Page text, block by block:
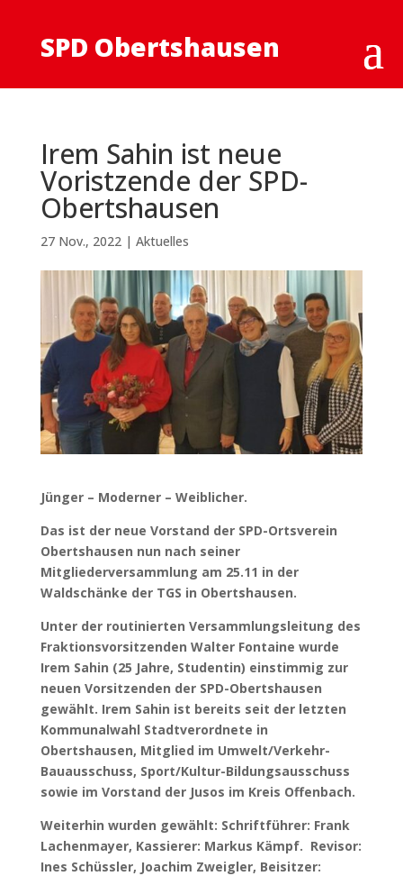
SPD Obertshausen
Irem Sahin ist neue
Voristzende der SPD-
Obertshausen
27 Nov., 2022| Aktuelles
Jünger – Moderner – Weiblicher.
Das ist der neue Vorstand der SPD-Ortsverein
Obertshausen nun nach seiner
Mitgliederversammlung am 25.11 in der
Waldschänke der TGS in Obertshausen.
Unter der routinierten Versammlungsleitung des
Fraktionsvorsitzenden Walter Fontaine wurde
Irem Sahin (25 Jahre, Studentin) einstimmig zur
neuen Vorsitzenden der SPD-Obertshausen
gewählt. Irem Sahin ist bereits seit der letzten
Kommunalwahl Stadtverordnete in
Obertshausen, Mitglied im Umwelt/Verkehr-
Bauausschuss, Sport/Kultur-Bildungsausschuss
sowie im Vorstand der Jusos im Kreis Offenbach.
Weiterhin wurden gewählt: Schriftführer: Frank
Lachenmayer, Kassierer: Markus Kämpf. Revisor:
Ines Schüssler, Joachim Zweigler, Beisitzer: